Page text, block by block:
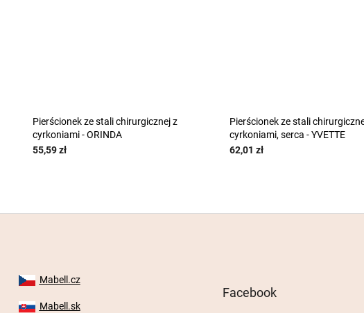
Pierścionek ze stali chirurgicznej z
cyrkoniami - ORINDA
55,59 zł
Pierścionek ze stali
cyrkoniami, serca - YVETTE
62,01 zł
Mabell.cz
Mabell.sk
Facebook